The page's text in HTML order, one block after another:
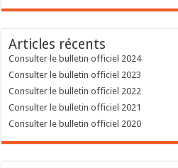
Articles récents
Consulter le bulletin officiel 2024
Consulter le bulletin officiel 2023
Consulter le bulletin officiel 2022
Consulter le bulletin officiel 2021
Consulter le bulletin officiel 2020